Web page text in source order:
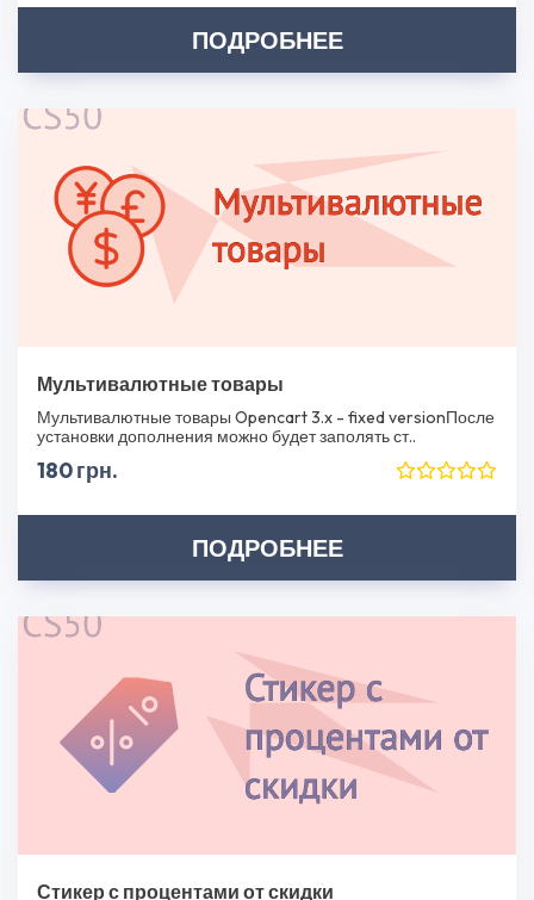
ПОДРОБНЕЕ
Мультивалютные товары
Мультивалютные товары Opencart 3.x - fixed versionПосле
установки дополнения можно будет заполять ст..
180 грн.
ПОДРОБНЕЕ
Стикер с процентами от скидки